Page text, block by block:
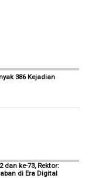
386 Kejadian
dan ke-73, Rektor:
di Era Digital